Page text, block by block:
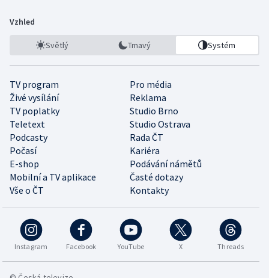
Vzhled
Světlý Tmavý Systém
TV program
Pro média
Živé vysílání
Reklama
TV poplatky
Studio Brno
Teletext
Studio Ostrava
Podcasty
Rada ČT
Počasí
Kariéra
E-shop
Podávání námětů
Mobilní a TV aplikace
Časté dotazy
Vše o ČT
Kontakty
Instagram Facebook YouTube X Threads